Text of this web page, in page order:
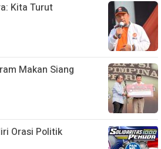
Kita Turut
Makan Siang
Orasi Politik